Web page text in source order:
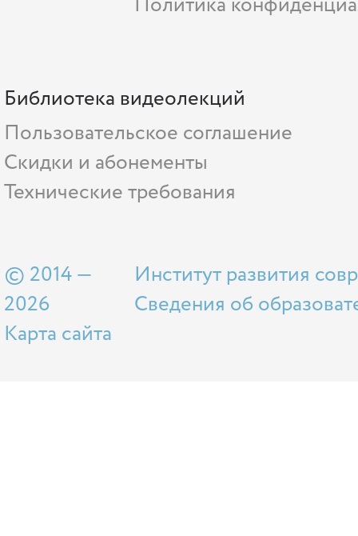
Библиотека видеолекций
Пользовательское соглашение
Скидки и абонементы
Технические требования
© 2014 —
2026
Карта сайта
Институт развития
Сведения об